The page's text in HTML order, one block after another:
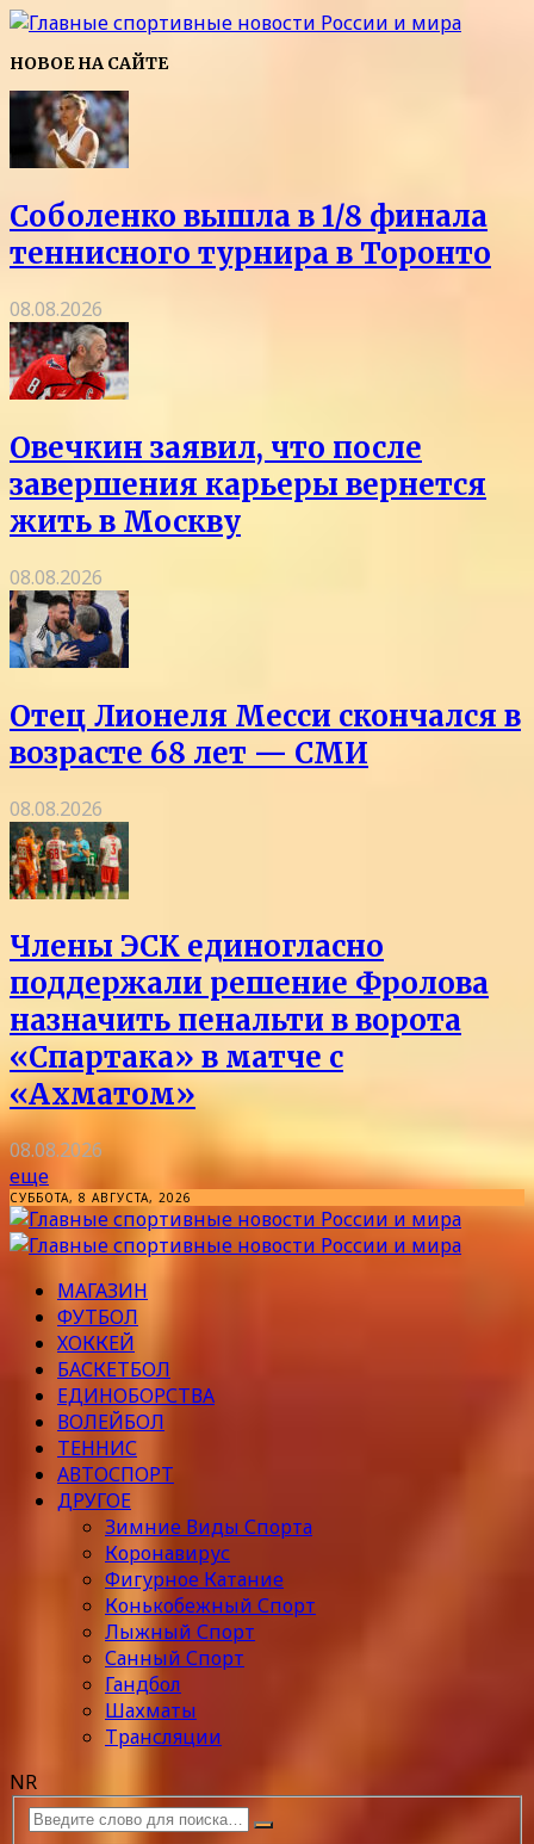
НОВОЕ НА САЙТЕ
Соболенко вышла в 1/8 финала
теннисного турнира в Торонто
08.08.2026
Овечкин заявил, что после
завершения карьеры вернется
жить в Москву
08.08.2026
Отец Лионеля Месси скончался в
возрасте 68 лет — СМИ
08.08.2026
Члены ЭСК единогласно
поддержали решение Фролова
назначить пенальти в ворота
«Спартака» в матче с
«Ахматом»
08.08.2026
еще
СУББОТА, 8 АВГУСТА, 2026
МАГАЗИН
ФУТБОЛ
ХОККЕЙ
БАСКЕТБОЛ
ЕДИНОБОРСТВА
ВОЛЕЙБОЛ
ТЕННИС
АВТОСПОРТ
ДРУГОЕ
Зимние Виды Спорта
Коронавирус
Фигурное Катание
Конькобежный Спорт
Лыжный Спорт
Санный Спорт
Гандбол
Шахматы
Трансляции
NR